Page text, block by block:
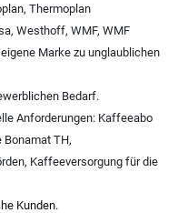
, Thermoplan
, Westhoff, WMF, WMF
Marke zu unglaublichen
Bedarf.
Anforderungen: Kaffeeabo
TH,
, Kaffeeversorgung für die
Kunden.